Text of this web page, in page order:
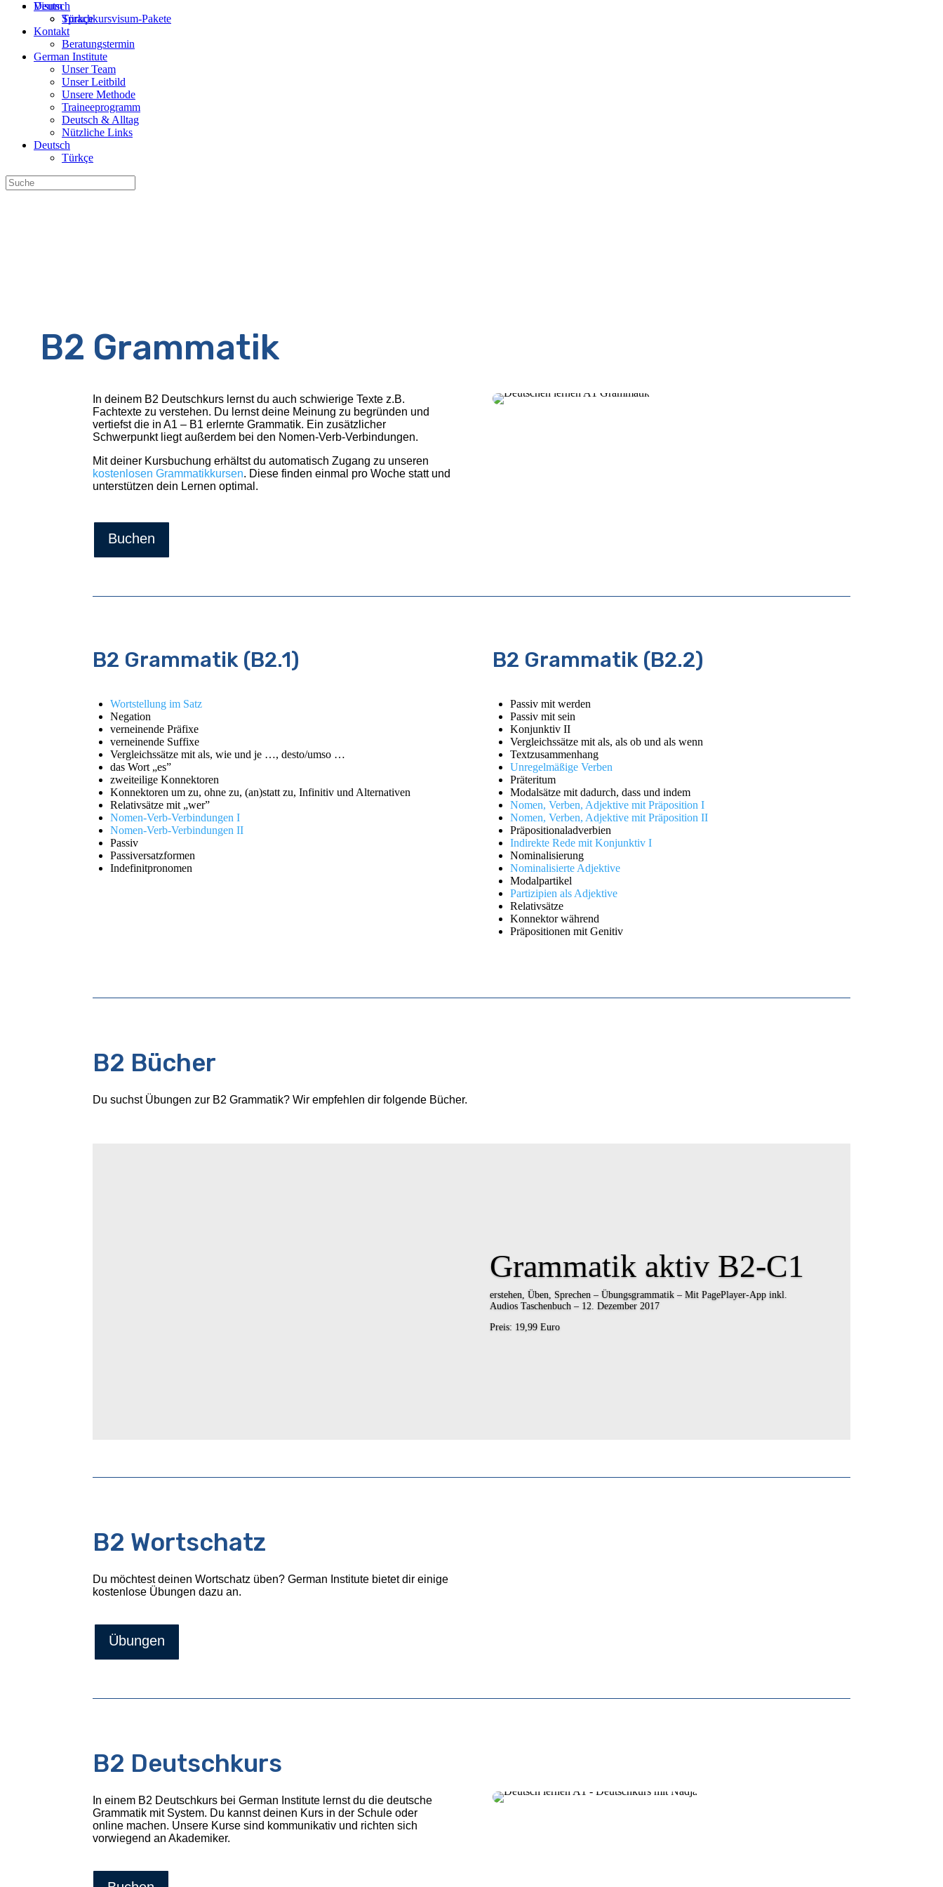
Deutsch
Türkçe
Visum
Sprachkursvisum-Pakete
Kontakt
Beratungstermin
German Institute
Unser Team
Unser Leitbild
Unsere Methode
Traineeprogramm
Deutsch & Alltag
Nützliche Links
Deutsch
Türkçe
Suche
nach:
B2 Grammatik
In deinem B2 Deutschkurs lernst du auch schwierige Texte z.B.
Fachtexte zu verstehen. Du lernst deine Meinung zu begründen und
vertiefst die in A1 – B1 erlernte Grammatik. Ein zusätzlicher
Schwerpunkt liegt außerdem bei den Nomen-Verb-Verbindungen.
Mit deiner Kursbuchung erhältst du automatisch Zugang zu unseren
kostenlosen Grammatikkursen. Diese finden einmal pro Woche statt und
unterstützen dein Lernen optimal.
Buchen
B2 Grammatik (B2.1)
Wortstellung im Satz
Negation
verneinende Präfixe
verneinende Suffixe
Vergleichssätze mit als, wie und je …, desto/umso …
das Wort „es”
zweiteilige Konnektoren
Konnektoren um zu, ohne zu, (an)statt zu, Infinitiv und Alternativen
Relativsätze mit „wer”
Nomen-Verb-Verbindungen I
Nomen-Verb-Verbindungen II
Passiv
Passiversatzformen
Indefinitpronomen
B2 Grammatik (B2.2)
Passiv mit werden
Passiv mit sein
Konjunktiv II
Vergleichssätze mit als, als ob und als wenn
Textzusammenhang
Unregelmäßige Verben
Präteritum
Modalsätze mit dadurch, dass und indem
Nomen, Verben, Adjektive mit Präposition I
Nomen, Verben, Adjektive mit Präposition II
Präpositionaladverbien
Indirekte Rede mit Konjunktiv I
Nominalisierung
Nominalisierte Adjektive
Modalpartikel
Partizipien als Adjektive
Relativsätze
Konnektor während
Präpositionen mit Genitiv
B2 Bücher
Du suchst Übungen zur B2 Grammatik? Wir empfehlen dir folgende Bücher.
Grammatik aktiv B2-C1
erstehen, Üben, Sprechen – Übungsgrammatik – Mit PagePlayer-App inkl.
Audios Taschenbuch – 12. Dezember 2017
Preis: 19,99 Euro
B2 Wortschatz
Du möchtest deinen Wortschatz üben? German Institute bietet dir einige
kostenlose Übungen dazu an.
Übungen
B2 Deutschkurs
In einem B2 Deutschkurs bei German Institute lernst du die deutsche
Grammatik mit System. Du kannst deinen Kurs in der Schule oder
online machen. Unsere Kurse sind kommunikativ und richten sich
vorwiegend an Akademiker.